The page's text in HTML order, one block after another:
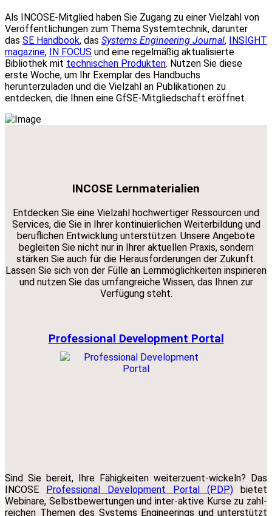
Als INCOSE-Mitglied haben Sie Zugang zu einer Vielzahl von
Veröffentlichungen zum Thema Systemtechnik, darunter
das SE Handbook, das Systems Engineering Journal,
INSIGHT
magazine, IN FOCUS und eine regelmäßig aktualisierte
Bibliothek mit technischen Produkten. Nutzen Sie diese
erste Woche, um Ihr Exemplar des Handbuchs
herunterzuladen und die Vielzahl an Publikationen zu
entdecken, die Ihnen eine GfSE-Mitgliedschaft eröffnet.
INCOSE Lernmaterialien
Entdecken Sie eine Vielzahl hochwertiger Ressourcen und
Services, die Sie in Ihrer kontinuierlichen Weiterbildung und
beruflichen Entwicklung unterstützen. Unsere Angebote
begleiten Sie nicht nur in Ihrer aktuellen Praxis, sondern
stärken Sie auch für die Herausforderungen der Zukunft.
Lassen Sie sich von der Fülle an Lernmöglichkeiten inspirieren
und nutzen Sie das umfangreiche Wissen, das Ihnen zur
Verfügung steht.
Professional Development Portal
Sind Sie bereit, Ihre Fähigkeiten weiterzuent-wickeln? Das
INCOSE
Professional Development Portal (PDP) bietet
Webinare, Selbstbewertungen und inter-aktive Kurse zu zahl-
reichen Themen des Systems Engineerings und unterstützt